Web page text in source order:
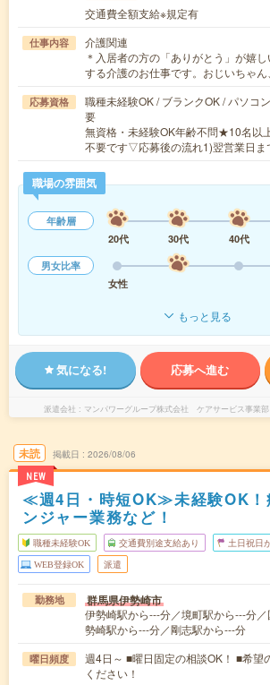
交通費全額支給※規定有
仕事内容
介護関連
＊入居者の方の「ありがとう」が嬉
する介護のお仕事です。おじいちゃ
応募資格
職種未経験OK / ブランクOK / パソコ
要
無資格・未経験OK年齢不問★10名以
不要です▽応募後の流れ1)翌営業日
職場の雰囲気
年齢層
20代
30代 40代
男女比率
女性
もっと見る
気になる! 応募へ進む
派遣会社 マンパワーグループ株式会社 ケアサービス事業
未読
NEW
掲載日 2026/08/06
≪週4日・時短OK≫未経験OK！
ンジャー業務など！
職種未経験OK 交通費別途支給あり 土日祝日
WEB登録OK 派遣
勤務地 群馬県伊勢崎市
伊勢崎駅から---分／境町駅から---分
勢崎駅から---分／剛志駅から---分
曜日頻度
週4日～ ■曜日固定の相談OK！ ■希望
ください！